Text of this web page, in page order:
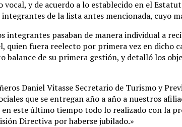
y de acuerdo a lo establecido en el
de la lista antes mencionada, cuyo
integrantes pasaban de manera individual a
quien fuera reelecto por primera vez en dicho
balance de su primera gestión, y detalló los
Daniel Vitasse Secretario de Turismo y
que se entregan año a año a nuestros
este último tiempo todo lo realizado con la
Directiva por haberse jubilado.»